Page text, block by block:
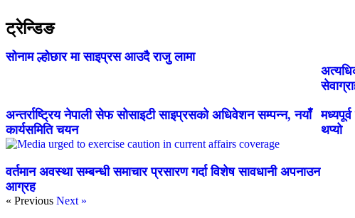
ट्रेन्डिङ
सोनाम ल्होछार मा साइप्रस आउदै राजु लामा
अन्तर्राष्ट्रिय नेपाली सेफ सोसाइटी साइप्रसको अधिवेशन सम्पन्न, नयाँ
कार्यसमिति चयन
थप्यो
वर्तमान अवस्था सम्बन्धी समाचार प्रसारण गर्दा विशेष सावधानी अपनाउन
आग्रह
« Previous Next »